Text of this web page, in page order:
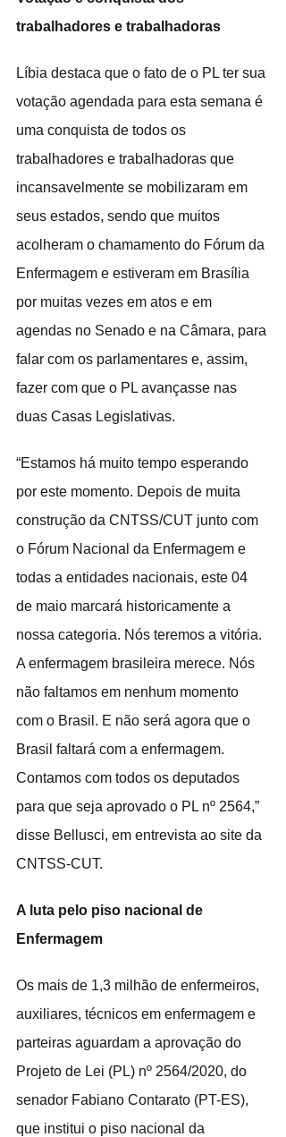
trabalhadores e trabalhadoras
Líbia destaca que o fato de o PL ter sua
votação agendada para esta semana é
uma conquista de todos os
trabalhadores e trabalhadoras que
incansavelmente se mobilizaram em
seus estados, sendo que muitos
acolheram o chamamento do Fórum da
Enfermagem e estiveram em Brasília
por muitas vezes em atos e em
agendas no Senado e na Câmara, para
falar com os parlamentares e, assim,
fazer com que o PL avançasse nas
duas Casas Legislativas.
“Estamos há muito tempo esperando
por este momento. Depois de muita
construção da CNTSS/CUT junto com
o Fórum Nacional da Enfermagem e
todas a entidades nacionais, este 04
de maio marcará historicamente a
nossa categoria. Nós teremos a vitória.
A enfermagem brasileira merece. Nós
não faltamos em nenhum momento
com o Brasil. E não será agora que o
Brasil faltará com a enfermagem.
Contamos com todos os deputados
para que seja aprovado o PL nº 2564,”
disse Bellusci, em entrevista ao site da
CNTSS-CUT.
A luta pelo piso nacional de
Enfermagem
Os mais de 1,3 milhão de enfermeiros,
auxiliares, técnicos em enfermagem e
parteiras aguardam a aprovação do
Projeto de Lei (PL) nº 2564/2020, do
senador Fabiano Contarato (PT-ES),
que institui o piso nacional da